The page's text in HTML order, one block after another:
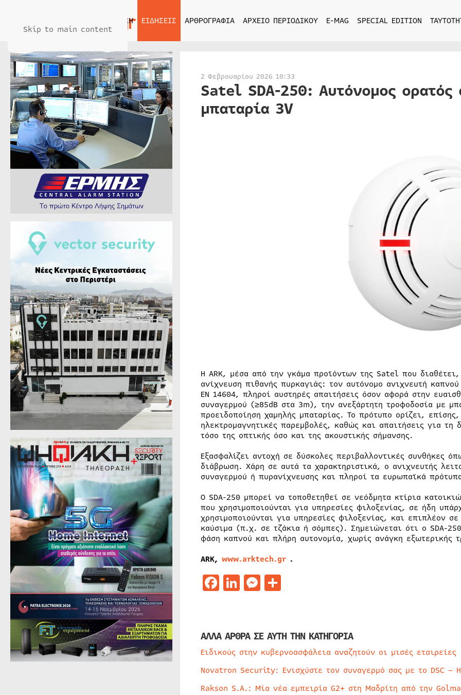
Skip to main content
ΑΡΧΙΚΗ ΕΙΔΗΣΕΙΣ ΑΡΘΡΟΓΡΑΦΙΑ ΑΡΧΕΙΟ ΠΕΡΙΟΔΙΚΟΥ E-MAG SPECIAL EDITION
2 Φεβρουαρίου 2026 10:33
Satel SDA-250: Αυτόνομος ορατός
μπαταρία 3V
Η ARK, μέσα από την γκάμα προϊόντων της Satel που
ανίχνευση πιθανής πυρκαγιάς: τον αυτόνομο ανιχνευτή
EN 14604, πληροί αυστηρές απαιτήσεις όσον αφορά στην
συναγερμού (≥85dB στα 3m), την ανεξάρτητη τροφοδοσία με
προειδοποίηση χαμηλής μπαταρίας. Το πρότυπο ορίζει,
ηλεκτρομαγνητικές παρεμβολές, καθώς και απαιτήσεις για
τόσο της οπτικής όσο και της ακουστικής σήμανσης.
Εξασφαλίζει αντοχή σε δύσκολες περιβαλλοντικές συνθήκες
διάβρωση. Χάρη σε αυτά τα χαρακτηριστικά, ο ανιχνευτής
συναγερμού ή πυρανίχνευσης και πληροί τα ευρωπαϊκά
Ο SDA-250 μπορεί να τοποθετηθεί σε νεόδμητα κτίρια
που χρησιμοποιούνται για υπηρεσίες φιλοξενίας, σε ήδη
χρησιμοποιούνται για υπηρεσίες φιλοξενίας, και επιπλέον
καύσιμα (π.χ. σε τζάκια ή σόμπες). Σημειώνεται ότι ο SDA-
φάση καπνού και πλήρη αυτονομία, χωρίς ανάγκη εξωτερικής
ARK, www.arktech.gr .
Facebook
LinkedIn
Messenger
Μοιραστείτε
ΑΛΛΑ ΑΡΘΡΑ ΣΕ ΑΥΤΗ ΤΗΝ ΚΑΤΗΓΟΡΙΑ
Ειδικούς στην κυβερνοασφάλεια αναζητούν οι μισές εταιρείες
Novatron Security: Ενισχύστε τον συναγερμό σας με το DSC –
Rakson S.A.: Μία νέα εμπειρία G2+ στη Μαδρίτη από την